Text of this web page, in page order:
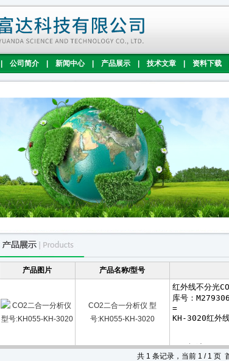
公司简介 新闻中心 产品展示 技术文章 资料下载
产品图片 产品名称/型号
CO2二合一分析仪 型
号:KH055-KH-3020
共 1 条记录，当前 1 / 1 页